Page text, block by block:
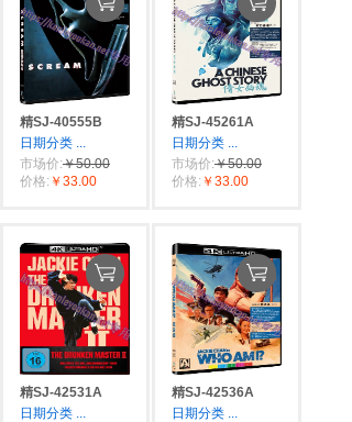
精SJ-40555B
日期分类 ...
市场价:￥50.00
价格: ￥33.00
精SJ-45261A
日期分类 ...
市场价:￥50.00
价格: ￥33.00
精SJ-42531A
日期分类 ...
精SJ-42536A
日期分类 ...